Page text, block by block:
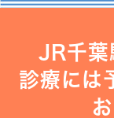
JR千葉
診療には